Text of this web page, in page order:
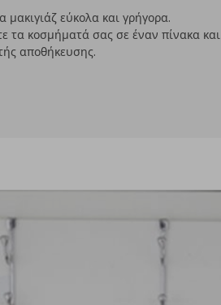
μακιγιάζ εύκολα και γρήγορα.
τα κοσμήματά σας σε έναν πίνακα και
αποθήκευσης.